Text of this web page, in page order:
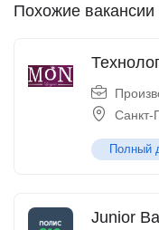
Похожие вакансии
Санкт-
Полный
Junior